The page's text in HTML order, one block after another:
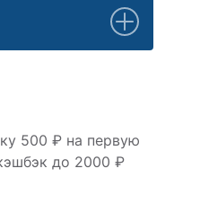
500 ₽ на первую
до 2000 ₽